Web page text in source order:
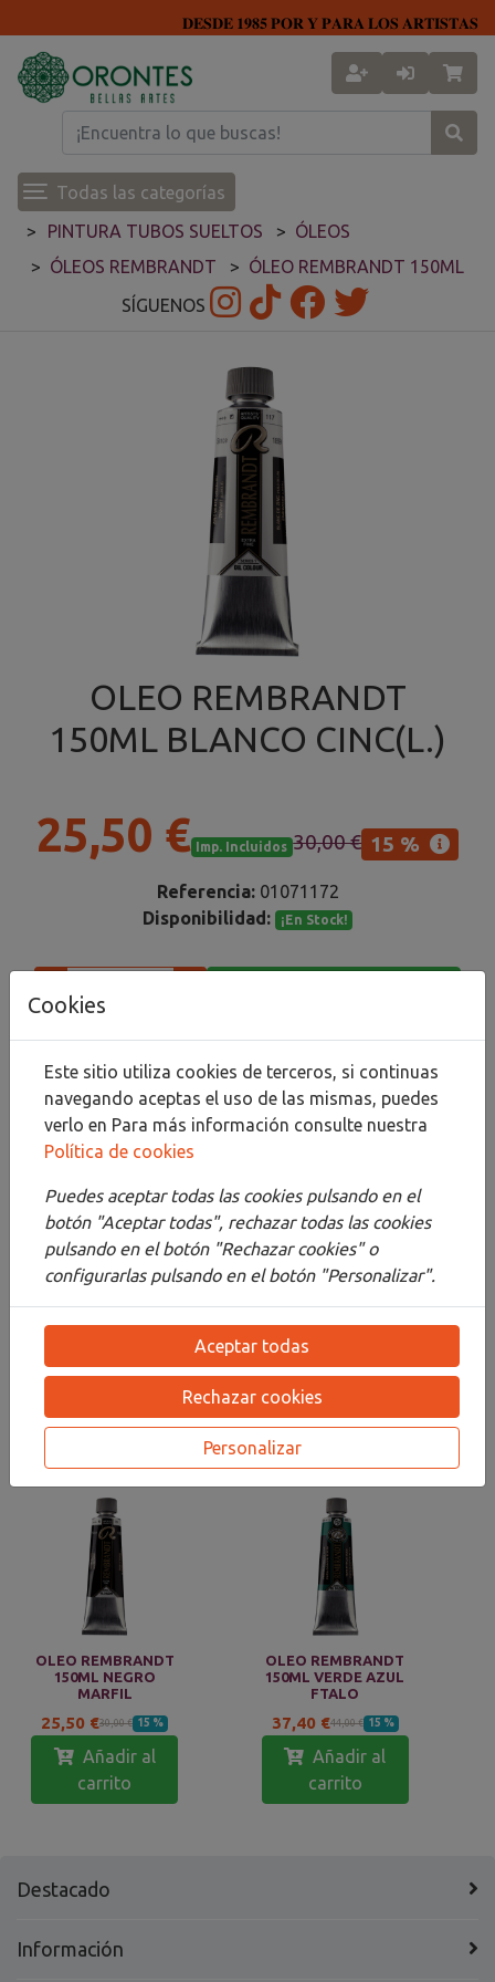
𝐃𝐄𝐒𝐃𝐄 𝟏𝟗𝟖𝟓 𝐏𝐎𝐑 𝐘 𝐏𝐀𝐑𝐀 𝐋𝐎𝐒 𝐀𝐑𝐓𝐈𝐒𝐓𝐀𝐒
Todas las categorías
PINTURA TUBOS SUELTOS
ÓLEOS
ÓLEOS REMBRANDT
ÓLEO REMBRANDT 150ML
SÍGUENOS
OLEO REMBRANDT
150ML BLANCO CINC(L.)
25,50 € Imp. Incluidos 30,00 € 15 %
Referencia: 01071172
Disponibilidad:
¡En Stock!
Compartir
Descripción
Detalles
Adjuntos
Opiniones
¡Este producto no tiene descripción!
PRODUCTOSRELACIONADOS
OLEO REMBRANDT
150ML NEGRO
MARFIL
25,50 €30,00 € 15 %
Añadir al
carrito
OLEO REMBRANDT
150ML VERDE AZUL
FTALO
37,40 €44,00 € 15 %
Añadir al
carrito
Destacado
Información
Cookies
Este sitio utiliza cookies de terceros, si continuas
navegando aceptas el uso de las mismas, puedes
verlo en Para más información consulte nuestra
Política de cookies
Puedes aceptar todas las cookies pulsando en el
botón "Aceptar todas", rechazar todas las cookies
pulsando en el botón "Rechazar cookies" o
configurarlas pulsando en el botón "Personalizar".
Aceptar todas
Rechazar cookies
Personalizar